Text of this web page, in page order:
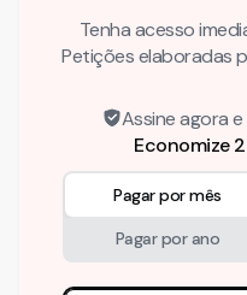
Tenha acesso
Petições elaboradas
Assine agora
Economize
Pagar por mês
Pagar por ano